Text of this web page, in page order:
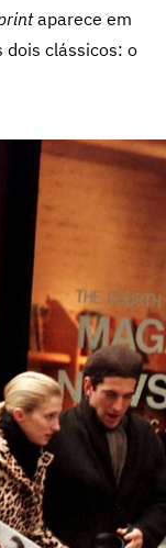
aparece em
dois clássicos: o